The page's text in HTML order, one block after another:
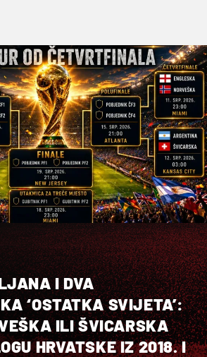
I DVA
‘OSTATKA SVIJETA’:
ILI ŠVICARSKA
HRVATSKE IZ 2018. I